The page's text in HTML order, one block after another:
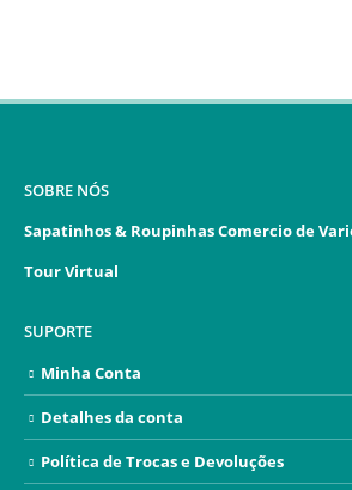
SOBRE NÓS
Sapatinhos & Roupinhas Comercio de
Tour Virtual
SUPORTE
Minha Conta
Detalhes da conta
Política de Trocas e Devoluções